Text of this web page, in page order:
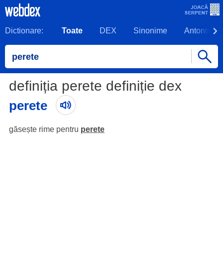
Dictionare: Toate DEX Sinonime Antonime
definiția perete definiție dex
perete
găsește rime pentru perete